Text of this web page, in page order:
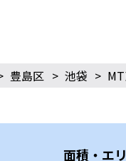
豊島区 > 池袋 >
面積・エ